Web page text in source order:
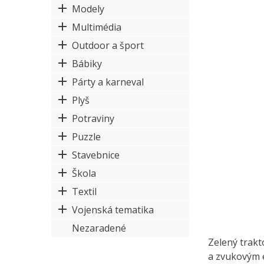
Modely
Multimédia
Outdoor a šport
Bábiky
Párty a karneval
Plyš
Potraviny
Puzzle
Stavebnice
Škola
Textil
Vojenská tematika
Nezaradené
Zelený
a